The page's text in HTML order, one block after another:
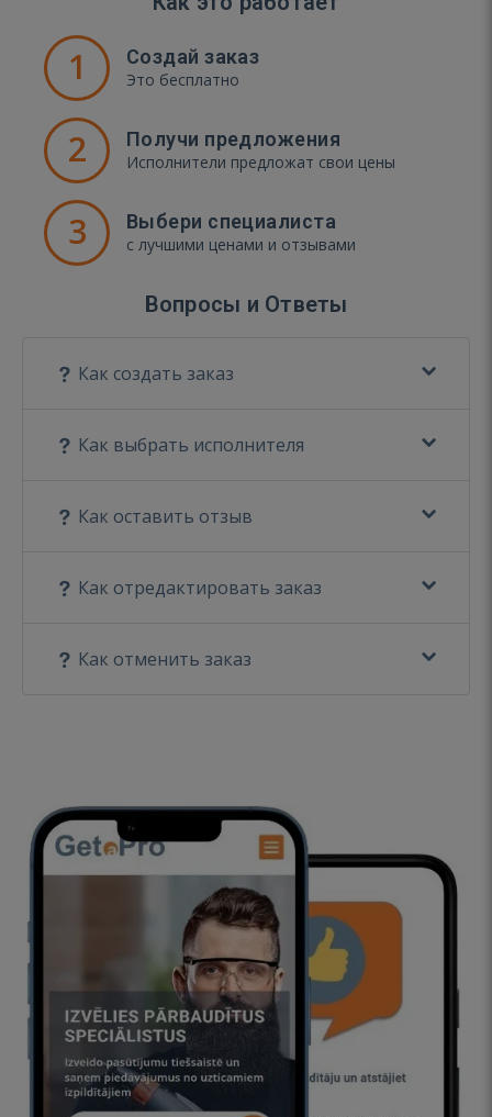
1 Создай заказ
Это бесплатно
2 Получи предложения
Исполнители предложат свои цены
3 Выбери специалиста
с лучшими ценами и отзывами
Вопросы и Ответы
Как создать заказ
Как выбрать исполнителя
Как оставить отзыв
Как отредактировать заказ
Как отменить заказ